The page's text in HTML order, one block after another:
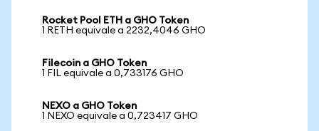
Rocket Pool ETH a GHO Token
1 RETH equivale a 2232,4046 GHO
Filecoin a GHO Token
1 FIL equivale a 0,733176 GHO
NEXO a GHO Token
1 NEXO equivale a 0,723417 GHO